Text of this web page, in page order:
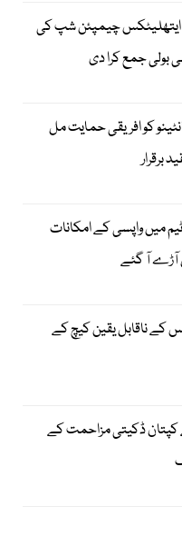
2029 ورلڈ ایتھلیٹکس چیمپئن شپ کی
بولی جمع کرا دی
کو افریقی حمایت مل
برقرار
میں واپسی کے امکانات
آڑے آ گئے
کے ناقابل یقین کیچ کے
کپتان ڈکیتی مزاحمت کے